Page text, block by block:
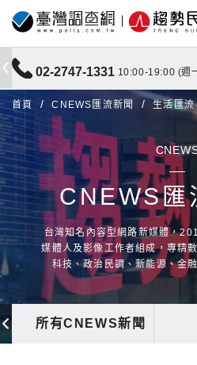
02-2747-1331 10:00-19:00 (週
首頁 CNEWS匯流新聞 生活匯流
CNEWS匯
台灣知名內容型網路新媒體，
媒體人及影像工作者組成，專精
科技、政治民調、新能源、金
所有CNEWS新聞